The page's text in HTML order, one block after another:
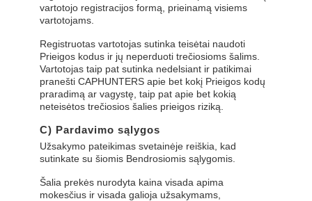
vartotojo registracijos formą, prieinamą visiems
vartotojams.
Registruotas vartotojas sutinka teisėtai naudoti
Prieigos kodus ir jų neperduoti trečiosioms šalims.
Vartotojas taip pat sutinka nedelsiant ir patikimai
pranešti CAPHUNTERS apie bet kokį Prieigos kodų
praradimą ar vagystę, taip pat apie bet kokią
neteisėtos trečiosios šalies prieigos riziką.
C) Pardavimo sąlygos
Užsakymo pateikimas svetainėje reiškia, kad
sutinkate su šiomis Bendrosiomis sąlygomis.
Šalia prekės nurodyta kaina visada apima
mokesčius ir visada galioja užsakymams,